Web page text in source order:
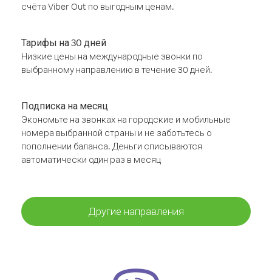
счёта Viber Out по выгодным ценам.
Тарифы на 30 дней
Низкие цены на международные звонки по
выбранному направлению в течение 30 дней.
Подписка на месяц
Экономьте на звонках на городские и мобильные
номера выбранной страны и не заботьтесь о
пополнении баланса. Деньги списываются
автоматически один раз в месяц
Другие направления